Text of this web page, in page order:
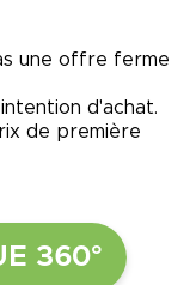
une offre ferme
intention d'achat.
de première
360°